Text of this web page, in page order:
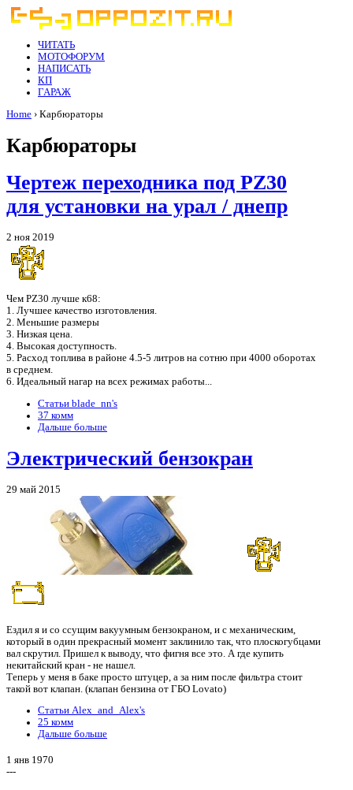
ЧИТАТЬ
МОТОФОРУМ
НАПИСАТЬ
КП
ГАРАЖ
Home › Карбюраторы
Карбюраторы
Чертеж переходника под PZ30
для установки на урал / днепр
2 ноя 2019
Чем PZ30 лучше к68:
1. Лучшее качество изготовления.
2. Меньшие размеры
3. Низкая цена.
4. Высокая доступность.
5. Расход топлива в районе 4.5-5 литров на сотню при 4000 оборотах
в среднем.
6. Идеальный нагар на всех режимах работы...
Статьи blade_nn's
37 комм
Дальше больше
Электрический бензокран
29 май 2015
Ездил я и со ссущим вакуумным бензокраном, и с механическим,
который в один прекрасный момент заклинило так, что плоскогубцами
вал скрутил. Пришел к выводу, что фигня все это. А где купить
некитайский кран - не нашел.
Теперь у меня в баке просто штуцер, а за ним после фильтра стоит
такой вот клапан. (клапан бензина от ГБО Lovato)
Статьи Alex_and_Alex's
25 комм
Дальше больше
1 янв 1970
---